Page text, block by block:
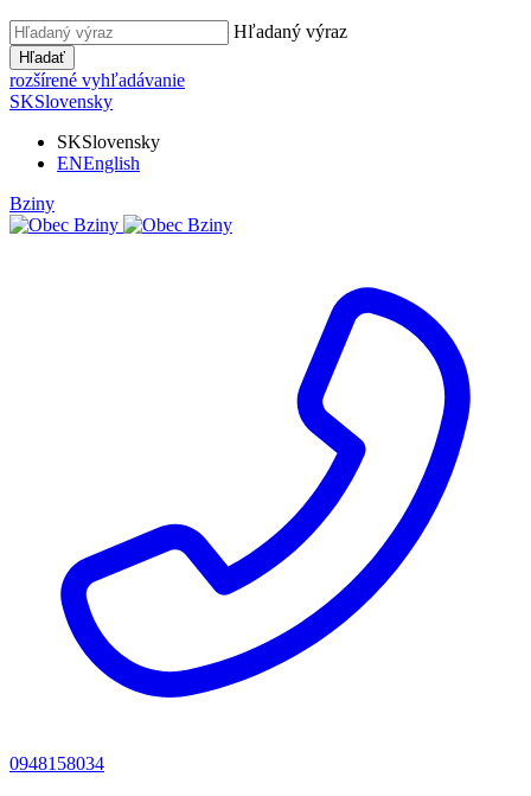
Hľadaný výraz
Hľadať
rozšírené vyhľadávanie
SKSlovensky
SKSlovensky
ENEnglish
Bziny
0948158034